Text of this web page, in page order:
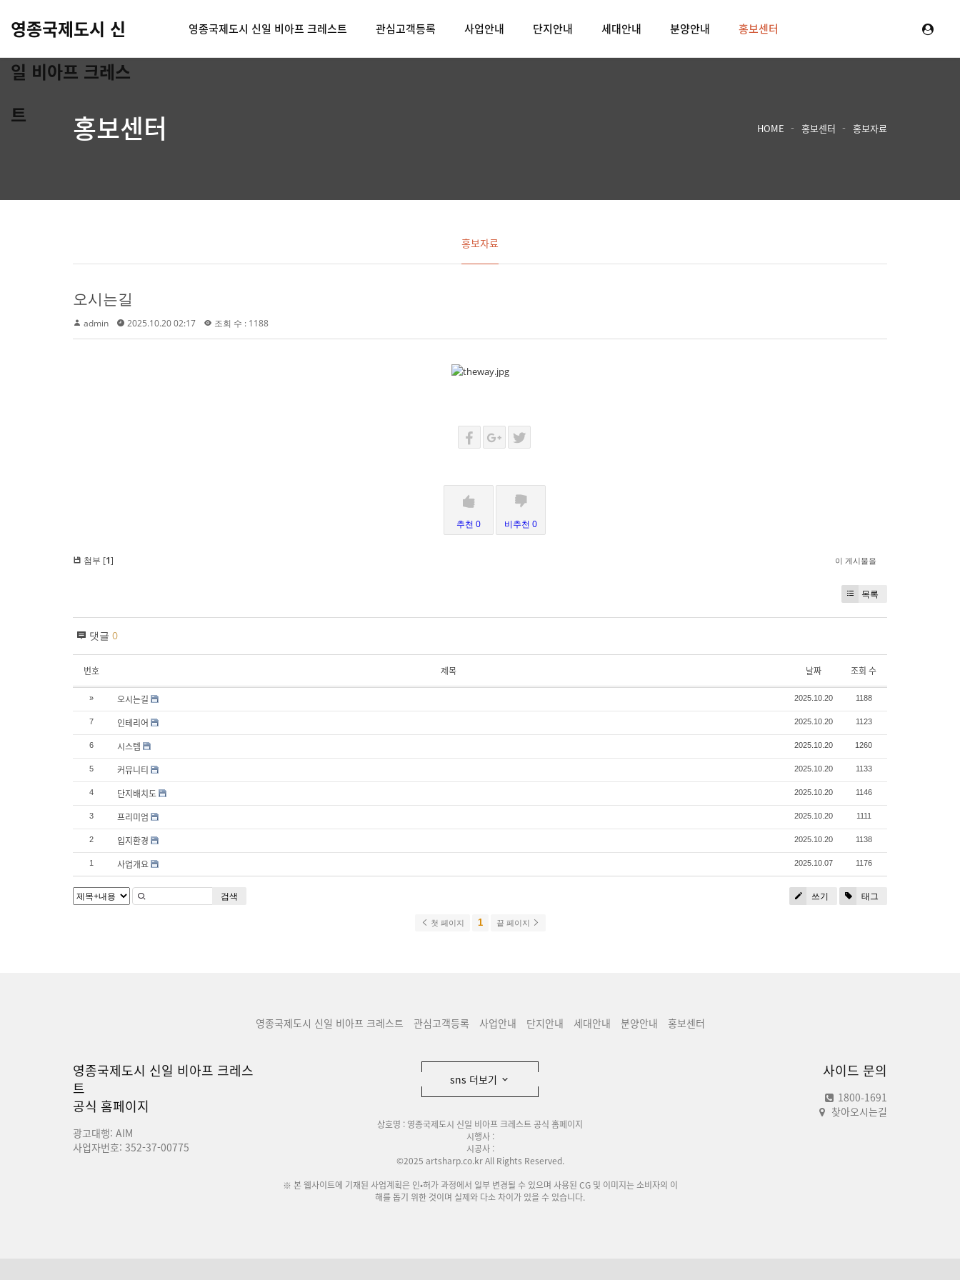
영종국제도시 신
일 비아프 크레스
트
영종국제도시 신일 비아프 크레스트 관심고객등록 사업안내 단지안내 세대안내 분양안내 홍보센터
홍보센터 HOME 홍보센터 홍보자료
홍보자료
오시는길
admin 2025.10.20 02:17 조회 수 : 1188
추천 0 비추천 0
첨부 [1] 이 게시물을
목록
댓글 0
번호 제목 날짜 조회 수
» 오시는길 2025.10.20 1188
7 인테리어 2025.10.20 1123
6 시스템 2025.10.20 1260
5 커뮤니티 2025.10.20 1133
4 단지배치도 2025.10.20 1146
3 프리미엄 2025.10.20 1111
2 입지환경 2025.10.20 1138
1 사업개요 2025.10.07 1176
쓰기 태그
검색
첫 페이지 1 끝 페이지
영종국제도시 신일 비아프 크레스트 관심고객등록 사업안내 단지안내 세대안내 분양안내 홍보센터
영종국제도시 신일 비아프 크레스
트
공식 홈페이지
광고대행: AIM
사업자번호: 352-37-00775
사이드 문의
1800-1691
찾아오시는길
sns 더보기
상호명 : 영종국제도시 신일 비아프 크레스트 공식 홈페이지
시행사 :
시공사 :
©2025 artsharp.co.kr All Rights Reserved.
※ 본 웹사이트에 기재된 사업계획은 인•허가 과정에서 일부 변경될 수 있으며 사용된 CG 및 이미지는 소비자의 이
해를 돕기 위한 것이며 실제와 다소 차이가 있을 수 있습니다.